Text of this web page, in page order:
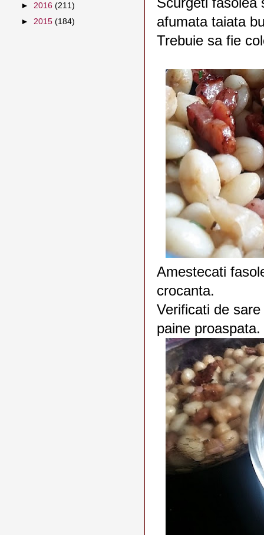
afumata taiata
Trebuie sa fie
Amestecati
crocanta.
Verificati de
paine proaspata.
► 2016 (211)
► 2015 (184)